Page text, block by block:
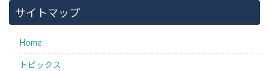
サイトマップ
Home
トピックス